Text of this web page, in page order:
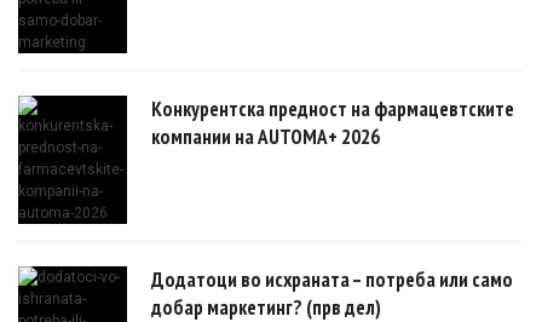
Конкурентска предност на фармацевтските
компании на AUTOMA+ 2026
Додатоци во исхраната – потреба или само
добар маркетинг? (прв дел)